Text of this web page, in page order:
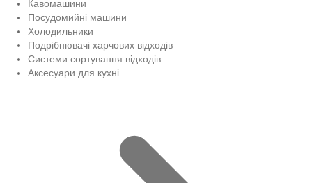
Кавомашини
Посудомийні машини
Холодильники
Подрібнювачі харчових відходів
Системи сортування відходів
Аксесуари для кухні